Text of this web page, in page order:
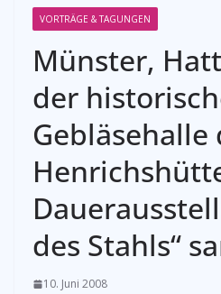
VORTRÄGE & TAGUNGEN
Münster,
der
Gebläsehalle
des Stahls“
10. Juni 2008